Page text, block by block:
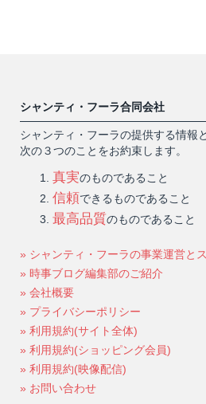
シャンティ・フーラ合同会社
シャンティ・フーラの提供する情報
次の３つのことをお約束します。
真実のものであること
信頼できるものであること
最高品質のものであること
» シャンティ・フーラの事業運営と
» 時事ブログ編集部のご紹介
» 会社概要
» プライバシーポリシー
» 利用規約(サイト全体)
» 利用規約(ショッピング会員)
» 利用規約(映像配信)
» お問い合わせ